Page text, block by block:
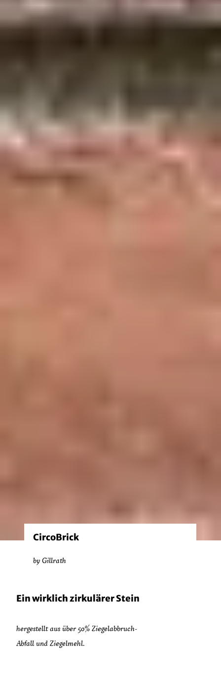
CircoBrick
by Gillrath
Ein wirklich zirkulärer Stein
hergestellt aus über 50% Ziegelabbruch-
Abfall und Ziegelmehl.